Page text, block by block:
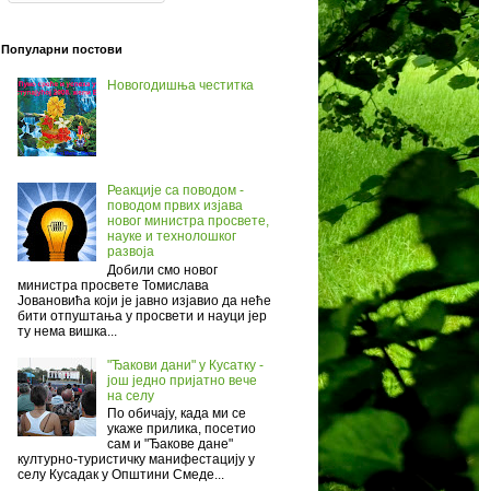
Популарни постови
Новогодишња честитка
Реакције са поводом -
поводом првих изјава
новог министра просвете,
науке и технолошког
развоја
Добили смо новог
министра просвете Томислава
Јовановића који је јавно изјавио да неће
бити отпуштања у просвети и науци јер
ту нема вишка...
"Ђакови дани" у Кусатку -
још једно пријатно вече
на селу
По обичају, када ми се
укаже прилика, посетио
сам и "Ђакове дане"
културно-туристичку манифестацију у
селу Кусадак у Општини Смеде...